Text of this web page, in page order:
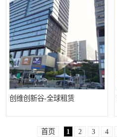
创维创新谷-全球租赁
首页 1 2 3 4